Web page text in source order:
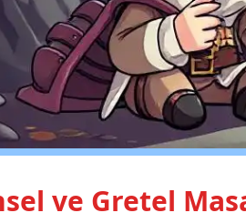
ve Gretel